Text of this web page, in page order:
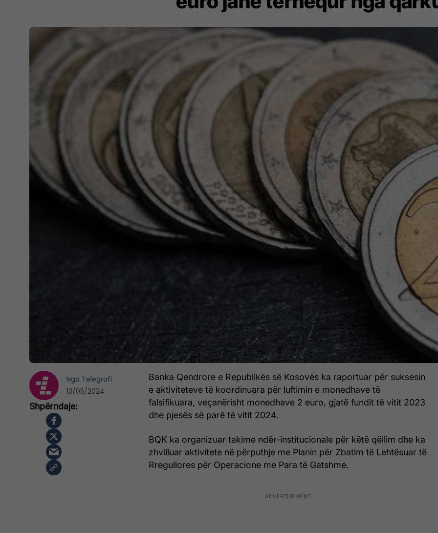
Banka Qendrore e Republikës së Kosovës ka raportuar për suksesin
e aktiviteteve të koordinuara për luftimin e monedhave të
falsifikuara, veçanërisht monedhave 2 euro, gjatë fundit të vitit 2023
dhe pjesës së parë të vitit 2024.
BQK ka organizuar takime ndër-institucionale për këtë qëllim dhe ka
zhvilluar aktivitete në përputhje me Planin për Zbatim të Lehtësuar të
Rregullores për Operacione me Para të Gatshme.
Nga Telegrafi
13/05/2024